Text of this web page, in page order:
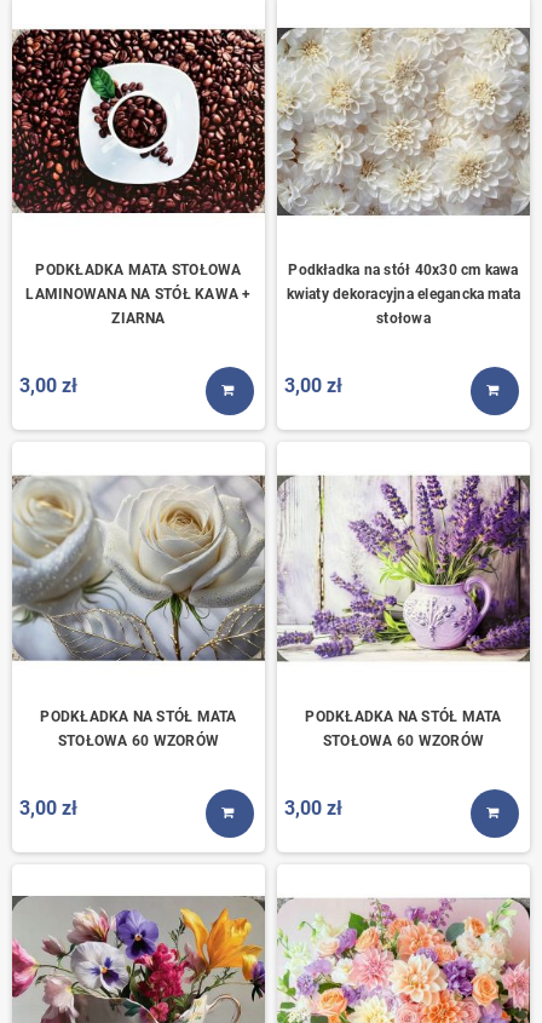
PODKŁADKA MATA STOŁOWA
LAMINOWANA NA STÓŁ KAWA +
ZIARNA
3,00 zł
KUP TERAZ
Podkładka na stół 40x30 cm kawa
kwiaty dekoracyjna elegancka mata
stołowa
3,00 zł
KUP
PODKŁADKA NA STÓŁ MATA
STOŁOWA 60 WZORÓW
3,00 zł
KUP TERAZ
PODKŁADKA NA STÓŁ MATA
STOŁOWA 60 WZORÓW
3,00 zł
KUP